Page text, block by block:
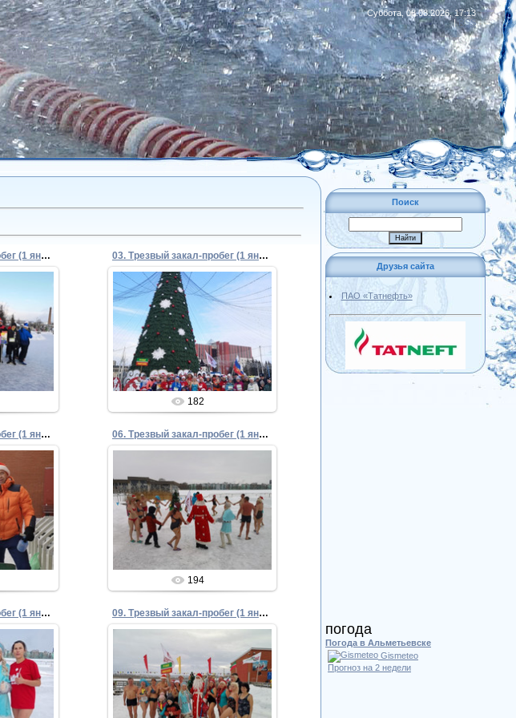
Суббота, 08.08.2026, 17:13
|RSS
02. Трезвый закал-пробег (1 января 2024) 03. Трезвый закал-пробег (1 января 2024)
05.01.2024
Admin
182
05. Трезвый закал-пробег (1 января 2024) 06. Трезвый закал-пробег (1 января 2024)
05.01.2024
Admin
194
08. Трезвый закал-пробег (1 января 2024) 09. Трезвый закал-пробег (1 января 2024)
05.01.2024
Admin
Поиск
Друзья сайта
ПАО «Татнефть»
погода
Погода в Альметьевске
Gismeteo
Прогноз на 2 недели